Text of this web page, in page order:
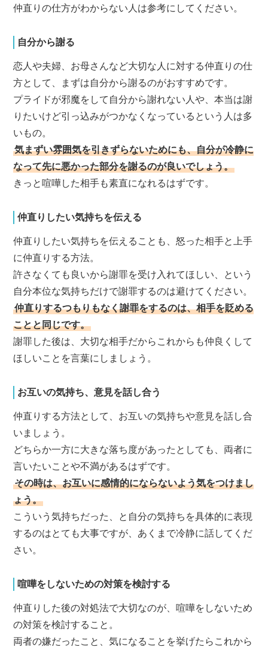
仲直りの仕方がわからない人は参考にしてください。
自分から謝る
恋人や夫婦、お母さんなど大切な人に対する仲直りの仕
方として、まずは自分から謝るのがおすすめです。
プライドが邪魔をして自分から謝れない人や、本当は謝
りたいけど引っ込みがつかなくなっているという人は多
いもの。
気まずい雰囲気を引きずらないためにも、自分が冷静に
なって先に悪かった部分を謝るのが良いでしょう。
きっと喧嘩した相手も素直になれるはずです。
仲直りしたい気持ちを伝える
仲直りしたい気持ちを伝えることも、怒った相手と上手
に仲直りする方法。
許さなくても良いから謝罪を受け入れてほしい、という
自分本位な気持ちだけで謝罪するのは避けてください。
仲直りするつもりもなく謝罪をするのは、相手を貶める
ことと同じです。
謝罪した後は、大切な相手だからこれからも仲良くして
ほしいことを言葉にしましょう。
お互いの気持ち、意見を話し合う
仲直りする方法として、お互いの気持ちや意見を話し合
いましょう。
どちらか一方に大きな落ち度があったとしても、両者に
言いたいことや不満があるはずです。
その時は、お互いに感情的にならないよう気をつけまし
ょう。
こういう気持ちだった、と自分の気持ちを具体的に表現
するのはとても大事ですが、あくまで冷静に話してくだ
さい。
喧嘩をしないための対策を検討する
仲直りした後の対処法で大切なのが、喧嘩をしないため
の対策を検討すること。
両者の嫌だったこと、気になることを挙げたらこれから